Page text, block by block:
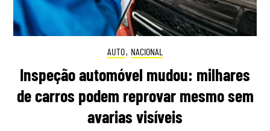
AUTO, NACIONAL
Inspeção automóvel mudou: milhares
de carros podem reprovar mesmo sem
avarias visíveis